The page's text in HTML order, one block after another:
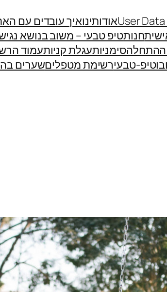
Userאודותינואיך עובדים עם
חנותטיפ טבעי – משוב בנושא
ההתחלהסימניותעגלת קניותעמוד
טבעירשימת מטפליםשערים